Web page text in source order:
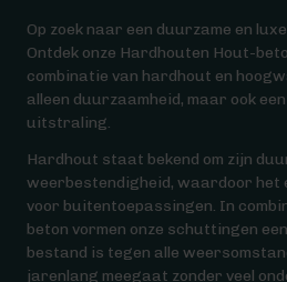
Op zoek naar een duurzame en
Ontdek onze Hardhouten Hout-
combinatie van hardhout en
alleen duurzaamheid, maar ook
uitstraling.
Hardhout staat bekend om zijn
weerbestendigheid, waardoor het
voor buitentoepassingen. In
beton vormen onze schuttingen
bestand is tegen alle
jarenlang meegaat zonder veel